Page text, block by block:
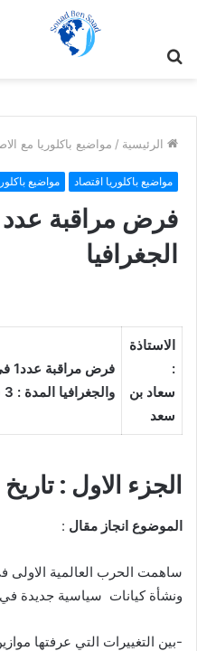
الرئيسية / مواضيع باكلوريا مع
مواضيع باكلوريا اقتصاد مواضيع
الجغرافيا
الاستاذة
:
سعاد بن
سعد
فرض
والجغرافيا المدة : 3 ساعات
الجزء الاول : تاريخ
الموضوع انجاز مقال :
ساهمت الحرب العالمية الاولى
ونشأة كيانات سياسية جديدة في
-بين التغييرات التي عرفتها